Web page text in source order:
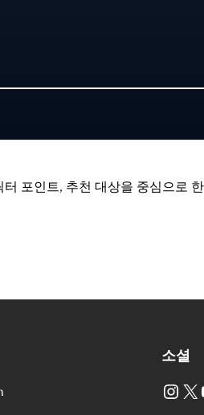
포인트, 추천 대상을 중심으로
소셜
Instagram X